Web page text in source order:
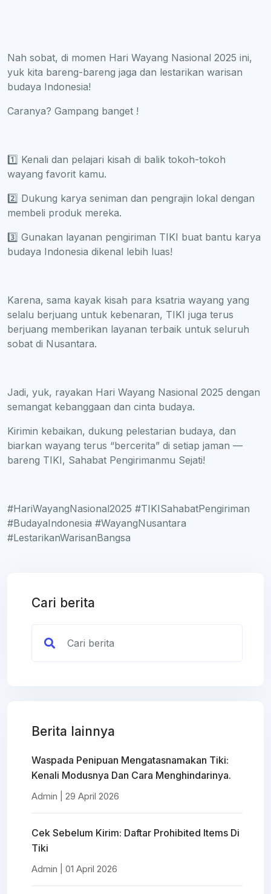
Nah sobat, di momen Hari Wayang Nasional 2025 ini,
yuk kita bareng-bareng jaga dan lestarikan warisan
budaya Indonesia!
Caranya? Gampang banget !
1️⃣ Kenali dan pelajari kisah di balik tokoh-tokoh
wayang favorit kamu.
2️⃣ Dukung karya seniman dan pengrajin lokal dengan
membeli produk mereka.
3️⃣ Gunakan layanan pengiriman TIKI buat bantu karya
budaya Indonesia dikenal lebih luas!
Karena, sama kayak kisah para ksatria wayang yang
selalu berjuang untuk kebenaran, TIKI juga terus
berjuang memberikan layanan terbaik untuk seluruh
sobat di Nusantara.
Jadi, yuk, rayakan Hari Wayang Nasional 2025 dengan
semangat kebanggaan dan cinta budaya.
Kirimin kebaikan, dukung pelestarian budaya, dan
biarkan wayang terus “bercerita” di setiap jaman —
bareng TIKI, Sahabat Pengirimanmu Sejati!
#HariWayangNasional2025 #TIKISahabatPengiriman
#BudayaIndonesia #WayangNusantara
#LestarikanWarisanBangsa
Cari berita
Berita lainnya
Waspada Penipuan Mengatasnamakan Tiki:
Kenali Modusnya Dan Cara Menghindarinya.
Admin | 29 April 2026
Cek Sebelum Kirim: Daftar Prohibited Items Di
Tiki
Admin | 01 April 2026